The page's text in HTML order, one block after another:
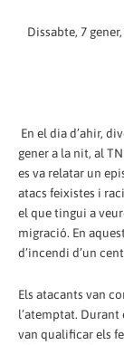
Dissabte, 7
En el dia d’ahir,
gener a la nit, al
es va relatar un
atacs feixistes i
el que tingui a
migració. En
d’incendi d’un
Els atacants van
l’atemptat. Durant
van qualificar els